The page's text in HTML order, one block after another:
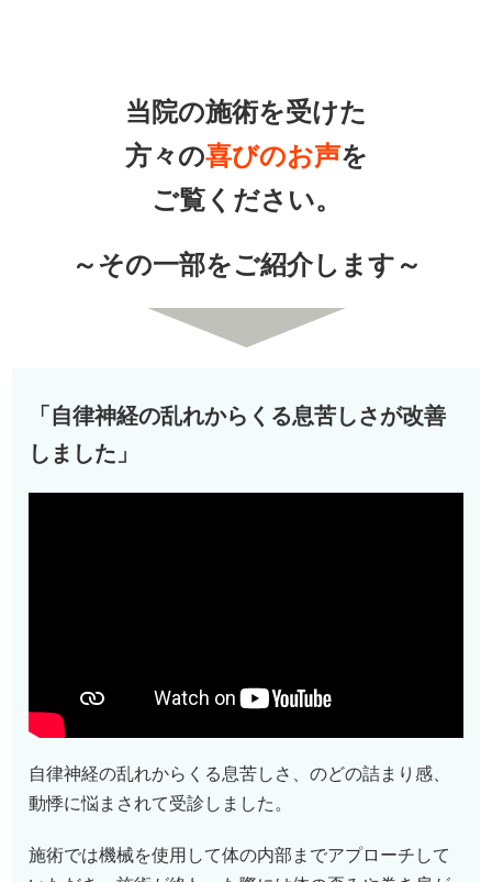
当院の施術を受けた
方々の喜びのお声を
ご覧ください。
～その一部をご紹介します～
「自律神経の乱れからくる息苦しさが改善
しました 」
自律神経の乱れからくる息苦しさ、のどの詰まり感、
動悸に悩まされて受診しました。
施術では機械を使用して体の内部までアプローチして